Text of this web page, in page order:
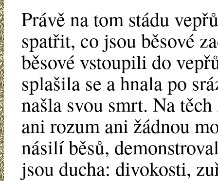
Právě na tom stádu
spatřit, co jsou běsové
běsové vstoupili do
splašila se a hnala po
našla svou smrt. Na
ani rozum ani žádnou
násilí běsů,
jsou ducha: divokosti,